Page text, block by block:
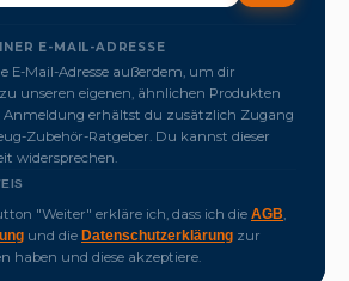
E-MAIL-ADRESSE
E-Mail-Adresse außerdem, um dir
unseren eigenen, ähnlichen Produkten
Anmeldung erhältst du zusätzlich Zugang
Zubehör-Ratgeber. Du kannst dieser
widersprechen.
"Weiter" erkläre ich, dass ich die AGB
und die Datenschutzerklärung zur
haben und diese akzeptiere.